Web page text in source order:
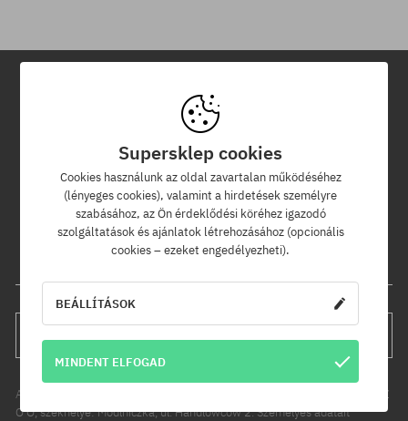
Hírlevél
Iratkozz fel hírlevelünkre és értesülj az elsők között új termékeinkről
és kedvezményeinkről!
Ráadásul kapsz egy -5% kedvezménykódot az egész
rendelésedre!
FELIRATKOZÁS
Az Ön személyes adatainak kezelője a COOL SPORT DISTRIBUTION SP Z
O O, székhelye: Modlniczka, ul. Handlowców 2. Személyes adatait
Supersklep cookies
Cookies használunk az oldal zavartalan működéséhez
(lényeges cookies), valamint a hirdetések személyre
szabásához, az Ön érdeklődési köréhez igazodó
szolgáltatások és ajánlatok létrehozásához (opcionális
cookies – ezeket engedélyezheti).
BEÁLLÍTÁSOK
MINDENT ELFOGAD